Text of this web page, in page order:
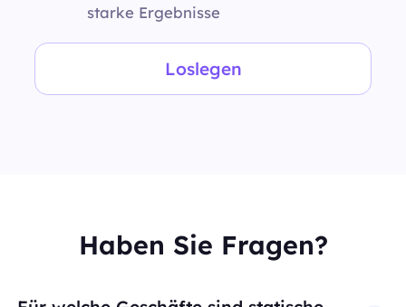
starke Ergebnisse
Loslegen
Haben Sie Fragen?